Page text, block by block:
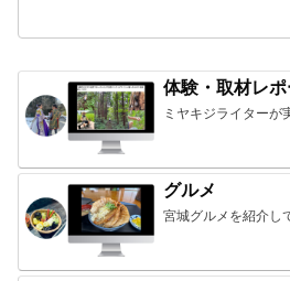
体験・取材レポ
ミヤキジライターが
グルメ
宮城グルメを紹介し